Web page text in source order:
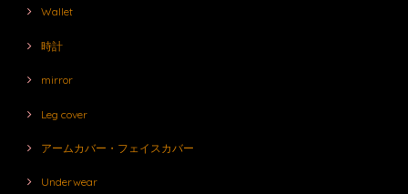
Wallet
時計
mirror
Leg cover
アームカバー・フェイスカバー
Underwear